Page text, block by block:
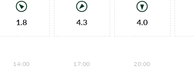
1.8 4.3 4.0
14:00 17:00 20:00